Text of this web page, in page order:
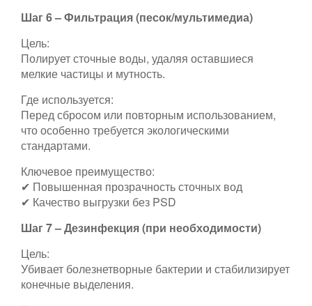
Шаг 6 – Фильтрация (песок/мультимедиа)
Цель:
Полирует сточные воды, удаляя оставшиеся
мелкие частицы и мутность.
Где используется:
Перед сбросом или повторным использованием,
что особенно требуется экологическими
стандартами.
Ключевое преимущество:
✔ Повышенная прозрачность сточных вод
✔ Качество выгрузки без PSD
Шаг 7 – Дезинфекция (при необходимости)
Цель:
Убивает болезнетворные бактерии и стабилизирует
конечные выделения.